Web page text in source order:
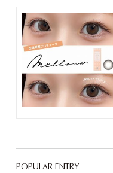
POPULAR ENTRY